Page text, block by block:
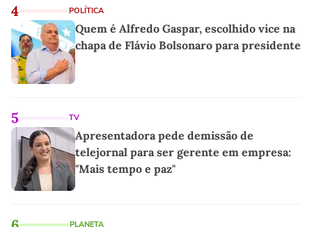
4 POLÍTICA
Quem é Alfredo Gaspar, escolhido vice na
chapa de Flávio Bolsonaro para presidente
5 TV
Apresentadora pede demissão de
telejornal para ser gerente em empresa:
"Mais tempo e paz"
PLANETA